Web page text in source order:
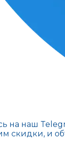
на наш
скидки, и